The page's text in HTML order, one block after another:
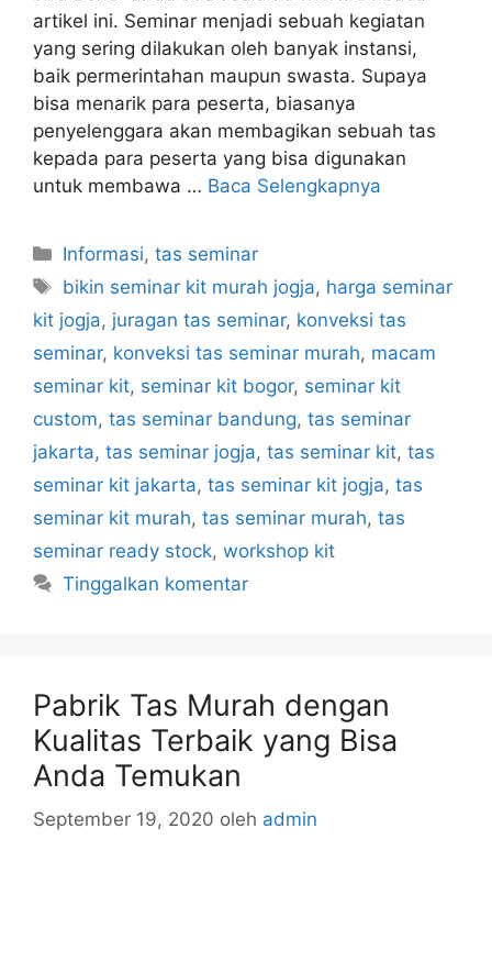
artikel ini. Seminar menjadi sebuah kegiatan
yang sering dilakukan oleh banyak instansi,
baik permerintahan maupun swasta. Supaya
bisa menarik para peserta, biasanya
penyelenggara akan membagikan sebuah tas
kepada para peserta yang bisa digunakan
untuk membawa … Baca Selengkapnya
Kategori
Informasi,tas seminar
Tag
bikin seminar kit murah jogja, harga seminar
kit jogja, juragan tas seminar, konveksi tas
seminar, konveksi tas seminar murah, macam
seminar kit, seminar kit bogor, seminar kit
custom, tas seminar bandung, tas seminar
jakarta, tas seminar jogja, tas seminar kit, tas
seminar kit jakarta, tas seminar kit jogja, tas
seminar kit murah, tas seminar murah, tas
seminar ready stock, workshop kit
Tinggalkan komentar
Pabrik Tas Murah dengan
Kualitas Terbaik yang Bisa
Anda Temukan
September 19, 2020 oleh admin